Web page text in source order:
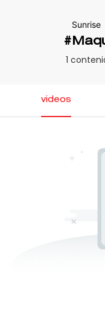
Sunrise
1
videos